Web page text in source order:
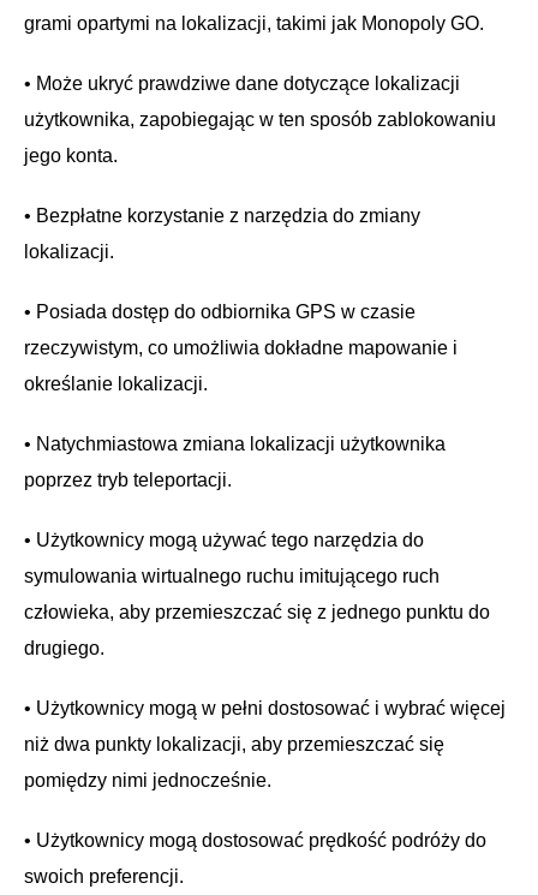
grami opartymi na lokalizacji, takimi jak Monopoly GO.
• Może ukryć prawdziwe dane dotyczące lokalizacji
użytkownika, zapobiegając w ten sposób zablokowaniu
jego konta.
• Bezpłatne korzystanie z narzędzia do zmiany
lokalizacji.
• Posiada dostęp do odbiornika GPS w czasie
rzeczywistym, co umożliwia dokładne mapowanie i
określanie lokalizacji.
• Natychmiastowa zmiana lokalizacji użytkownika
poprzez tryb teleportacji.
• Użytkownicy mogą używać tego narzędzia do
symulowania wirtualnego ruchu imitującego ruch
człowieka, aby przemieszczać się z jednego punktu do
drugiego.
• Użytkownicy mogą w pełni dostosować i wybrać więcej
niż dwa punkty lokalizacji, aby przemieszczać się
pomiędzy nimi jednocześnie.
• Użytkownicy mogą dostosować prędkość podróży do
swoich preferencji.